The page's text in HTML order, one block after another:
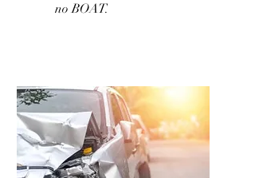
no BOAT.